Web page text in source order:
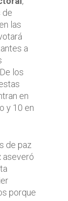
de
las
a
los
en
y 10 en
de paz
aseveró
porque